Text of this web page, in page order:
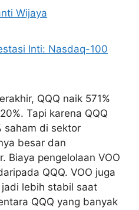
Wijaya
QQQ naik 571%
Tapi karena QQQ
saham di sektor
besar dan
Biaya pengelolaan VOO
QQQ. VOO juga
lebih stabil saat
QQQ yang banyak